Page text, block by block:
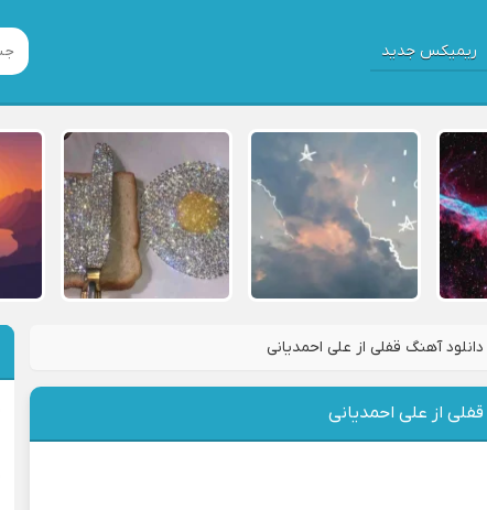
ریمیکس جدید
دانلود آهنگ قفلی از علی احمدیانی
از علی احمدیانی